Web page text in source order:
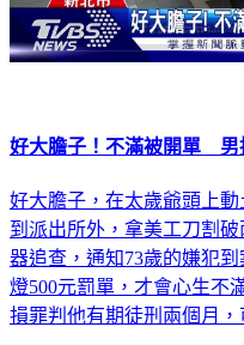
好大膽子！不滿被開單 男
好大膽子，在太歲爺頭上
到派出所外，拿美工刀割
器追查，通知73歲的嫌犯
燈500元罰單，才會心生不
損罪判他有期徒刑兩個月，